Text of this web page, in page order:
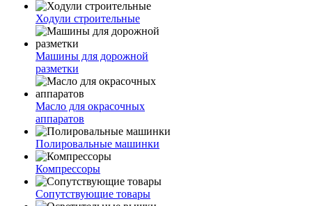
Ходули строительные
Машины для дорожной
разметки
Масло для окрасочных
аппаратов
Полировальные машинки
Компрессоры
Сопутствующие товары